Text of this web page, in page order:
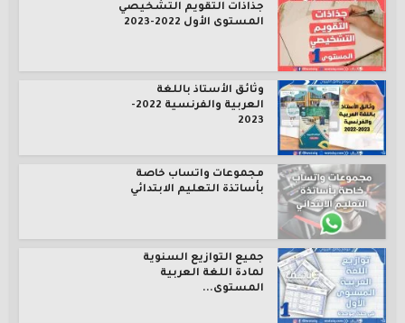
جذاذات التقويم التشخيصي
المستوى الأول 2022-2023
وثائق الأستاذ باللغة
العربية والفرنسية 2022-
2023
مجموعات واتساب خاصة
بأساتذة التعليم الابتدائي
جميع التوازيع السنوية
لمادة اللغة العربية
المستوى...